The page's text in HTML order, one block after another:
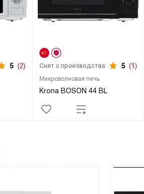
5 (2)
Микроволновая печь
Krona BOSON 44 BL
Снят с производства 5 (1)